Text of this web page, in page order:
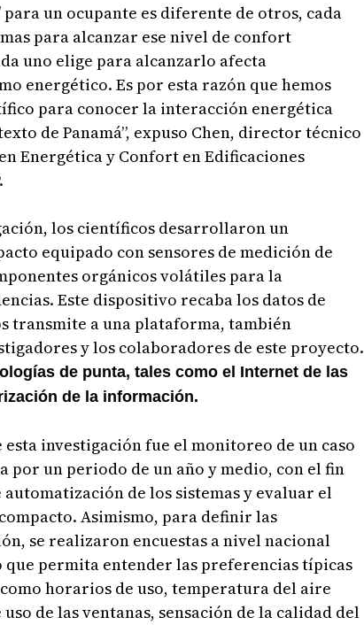
para un ocupante es diferente de otros, cada
para alcanzar ese nivel de confort
uno elige para alcanzarlo afecta
energético. Es por esta razón que hemos
para conocer la interacción energética
de Panamá”, expuso Chen, director técnico
Energética y Confort en Edificaciones
los científicos desarrollaron un
equipado con sensores de medición de
orgánicos volátiles para la
Este dispositivo recaba los datos de
transmite a una plataforma, también
y los colaboradores de este proyecto.
de punta, tales como el Internet de las
de la información.
investigación fue el monitoreo de un caso
por un periodo de un año y medio, con el fin
de los sistemas y evaluar el
Asimismo, para definir las
se realizaron encuestas a nivel nacional
permita entender las preferencias típicas
como horarios de uso, temperatura del aire
de las ventanas, sensación de la calidad del